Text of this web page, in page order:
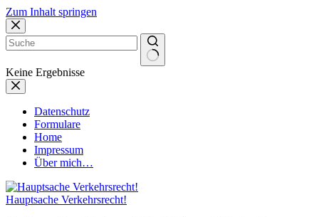
Zum Inhalt springen
Keine Ergebnisse
Datenschutz
Formulare
Home
Impressum
Über mich…
Hauptsache Verkehrsrecht!